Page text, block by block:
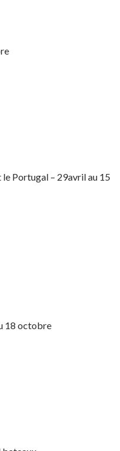
le Portugal – 29avril au 15
18 octobre